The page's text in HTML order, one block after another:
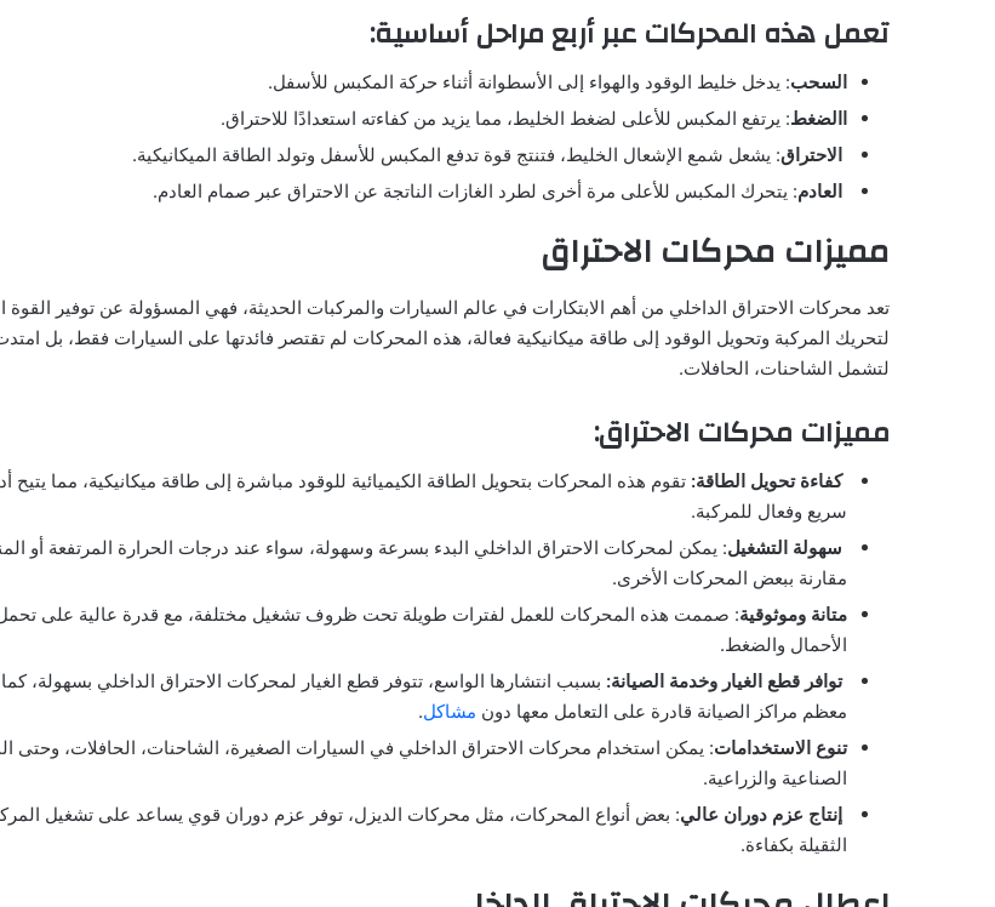
تعمل هذه المحركات عبر أربع مراحل أساسية:
السحب: يدخل خليط الوقود والهواء إلى الأسطوانة أثناء حركة المكبس للأسفل.
االضغط: يرتفع المكبس للأعلى لضغط الخليط، مما يزيد من كفاءته استعدادًا للاحتراق.
الاحتراق: يشعل شمع الإشعال الخليط، فتنتج قوة تدفع المكبس للأسفل وتولد الطاقة الميكانيكية.
العادم: يتحرك المكبس للأعلى مرة أخرى لطرد الغازات الناتجة عن الاحتراق عبر صمام العادم.
مميزات محركات الاحتراق
تعد محركات الاحتراق الداخلي من أهم الابتكارات في عالم السيارات والمركبات الحديثة، فهي المسؤولة عن توفير القوة
لتحريك المركبة وتحويل الوقود إلى طاقة ميكانيكية فعالة، هذه المحركات لم تقتصر فائدتها على السيارات فقط، بل
لتشمل الشاحنات، الحافلات.
مميزات محركات الاحتراق:
كفاءة تحويل الطاقة: تقوم هذه المحركات بتحويل الطاقة الكيميائية للوقود مباشرة إلى طاقة ميكانيكية، مما يتيح
سريع وفعال للمركبة.
سهولة التشغيل: يمكن لمحركات الاحتراق الداخلي البدء بسرعة وسهولة، سواء عند درجات الحرارة المرتفعة أو
مقارنة ببعض المحركات الأخرى.
متانة وموثوقية: صممت هذه المحركات للعمل لفترات طويلة تحت ظروف تشغيل مختلفة، مع قدرة عالية على
الأحمال والضغط.
توافر قطع الغيار وخدمة الصيانة: بسبب انتشارها الواسع، تتوفر قطع الغيار لمحركات الاحتراق الداخلي بسهولة،
معظم مراكز الصيانة قادرة على التعامل معها دون مشاكل.
تنوع الاستخدامات: يمكن استخدام محركات الاحتراق الداخلي في السيارات الصغيرة، الشاحنات، الحافلات، وحتى
الصناعية والزراعية.
إنتاج عزم دوران عالي: بعض أنواع المحركات، مثل محركات الديزل، توفر عزم دوران قوي يساعد على تشغيل
الثقيلة بكفاءة.